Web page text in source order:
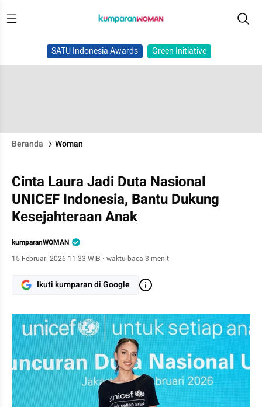
SATU Indonesia Awards Green Initiative
Beranda Woman
Cinta Laura Jadi Duta Nasional
UNICEF Indonesia, Bantu Dukung
Kesejahteraan Anak
kumparanWOMAN
15 Februari 2026 11:33 WIB · waktu baca 3 menit
Ikuti kumparan di Google